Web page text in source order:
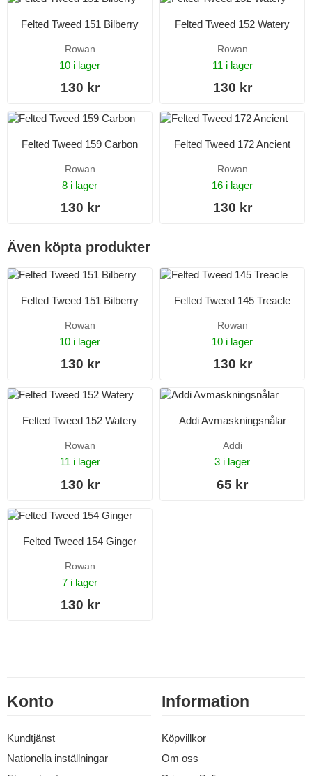
Felted Tweed 151 Bilberry
Rowan
10 i lager
130 kr
Felted Tweed 152 Watery
Rowan
11 i lager
130 kr
Felted Tweed 159 Carbon
Rowan
8 i lager
130 kr
Felted Tweed 172 Ancient
Rowan
16 i lager
130 kr
Även köpta produkter
Felted Tweed 151 Bilberry
Rowan
10 i lager
130 kr
Felted Tweed 145 Treacle
Rowan
10 i lager
130 kr
Felted Tweed 152 Watery
Rowan
11 i lager
130 kr
Addi Avmaskningsnålar
Addi
3 i lager
65 kr
Felted Tweed 154 Ginger
Rowan
7 i lager
130 kr
Konto
Kundtjänst
Nationella inställningar
Information
Köpvillkor
Om oss